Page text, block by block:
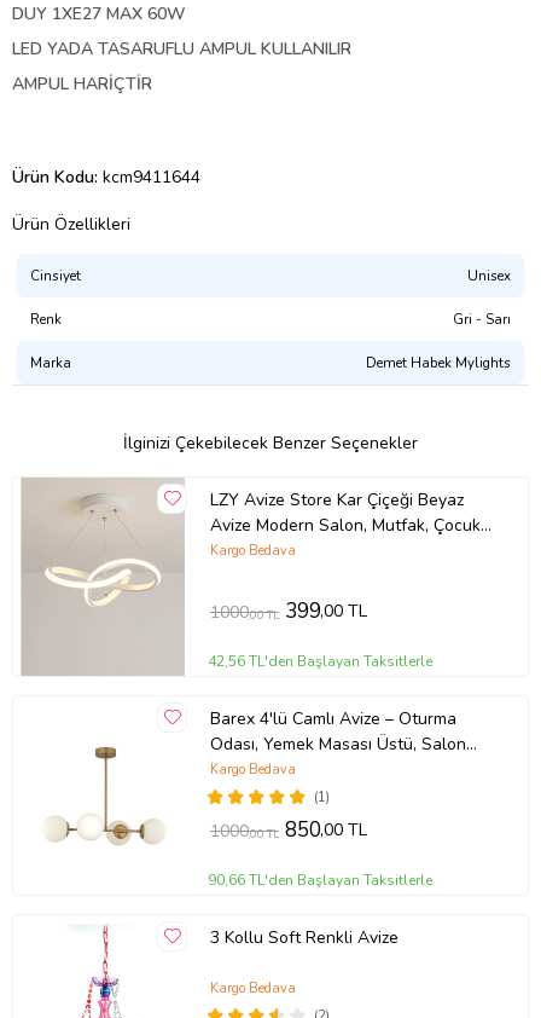
DUY 1XE27 MAX 60W
LED YADA TASARUFLU AMPUL KULLANILIR
AMPUL HARİÇTİR
Ürün Kodu: kcm9411644
Ürün Özellikleri
Cinsiyet Unisex
Renk Gri - Sarı
Marka Demet Habek Mylights
İlginizi Çekebilecek Benzer Seçenekler
LZY Avize Store Kar Çiçeği Beyaz
Avize Modern Salon, Mutfak, Çocuk
Odası ve Antre Aydınlatma (Siyah)
Kargo Bedava
1000,00 TL 399,00 TL
42,56 TL'den Başlayan Taksitlerle
Barex 4'lü Camlı Avize – Oturma
Odası, Yemek Masası Üstü, Salon
Uyumlu Avize (Eskitme Altın)
(1)
Kargo Bedava
1000,00 TL 850,00 TL
90,66 TL'den Başlayan Taksitlerle
3 Kollu Soft Renkli Avize
Kargo Bedava